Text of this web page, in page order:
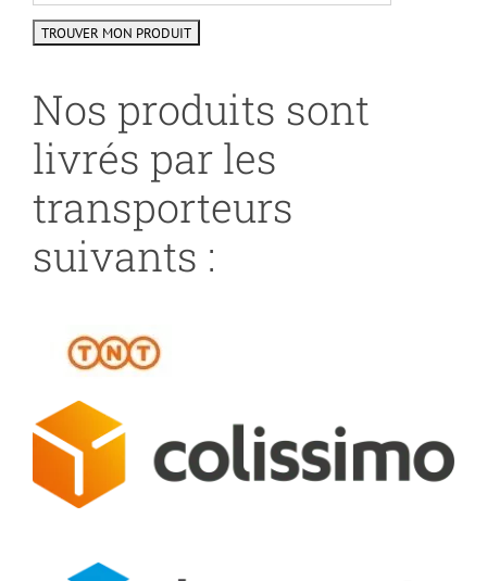
Nos produits sont
livrés par les
transporteurs
suivants :